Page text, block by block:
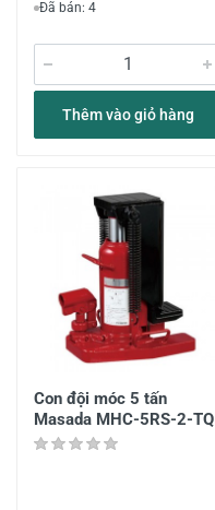
Đã bán: 4
Thêm vào giỏ hàng
Con đội móc 5 tấn
Masada MHC-5RS-2-TQ